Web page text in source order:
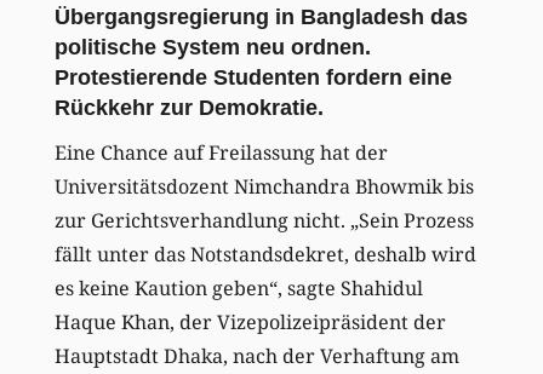
Übergangsregierung in Bangladesh das
politische System neu ordnen.
Protestierende Studenten fordern eine
Rückkehr zur Demokratie.
Eine Chance auf Freilassung hat der
Universitätsdozent Nimchandra Bhowmik bis
zur Gerichtsverhandlung nicht. „Sein Prozess
fällt unter das Notstandsdekret, deshalb wird
es keine Kaution geben“, sagte Shahidul
Haque Khan, der Vizepolizeipräsident der
Hauptstadt Dhaka, nach der Verhaftung am